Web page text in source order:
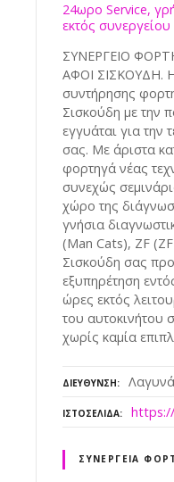
24ωρο Service,
εκτός
ΣΥΝΕΡΓΕΙΟ
ΑΦΟΙ ΣΙΣΚΟΥΔΗ. Η
συντήρησης
Σισκούδη με την
εγγυάται για την
σας. Με άριστα
φορτηγά νέας
συνεχώς
χώρο της
γνήσια
(Man Cats), ZF
Σισκούδη σας
εξυπηρέτηση
ώρες εκτός
του αυτοκινήτου
χωρίς καμία
ΔΙΕΎΘΥΝΣΗ
ΙΣΤΟΣΕΛΊΔΑ
ΣΥΝΕΡΓΕΊΑ